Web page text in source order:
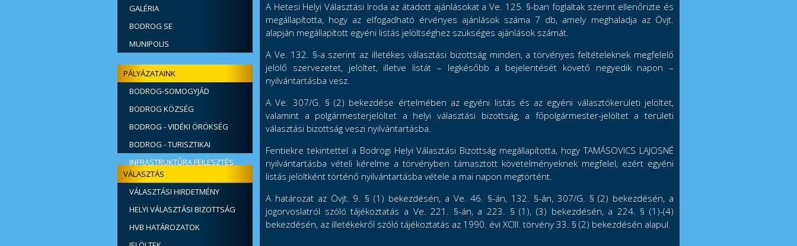
GALÉRIA
BODROG SE
MUNIPOLIS
PÁLYÁZATAINK
BODROG-SOMOGYJÁD
ÖSSZEKÖTŐ ÚT ÉPÍTÉSE
BODROG KÖZSÉG
SZENNYVÍZKEZELÉSI BERUHÁZÁSA
BODROG - VIDÉKI ÖRÖKSÉG
BODROG - TURISZTIKAI
INFRASTRUKTÚRA FEJLESZTÉS
VÁLASZTÁS
VÁLASZTÁSI HIRDETMÉNY
HELYI VÁLASZTÁSI BIZOTTSÁG
HVB HATÁROZATOK
A Hetesi Helyi Választási Iroda az átadott ajánlásokat a Ve. 125. §-ban foglaltak szerint ellenőrizte és
megállapította, hogy az elfogadható érvényes ajánlások száma 7 db, amely meghaladja az Övjt.
alapján megállapított egyéni listás jelöltséghez szükséges ajánlások számát.
A Ve. 132. §-a szerint az illetékes választási bizottság minden, a törvényes feltételeknek megfelelő
jelölő szervezetet, jelöltet, illetve listát – legkésőbb a bejelentését követő negyedik napon –
nyilvántartásba vesz.
A Ve. 307/G. § (2) bekezdése értelmében az egyéni listás és az egyéni választókerületi jelöltet,
valamint a polgármesterjelöltet a helyi választási bizottság, a főpolgármester-jelöltet a területi
választási bizottság veszi nyilvántartásba.
Fentiekre tekintettel a Bodrogi Helyi Választási Bizottság megállapította, hogy TAMÁSOVICS LAJOSNÉ
nyilvántartásba vételi kérelme a törvényben támasztott követelményeknek megfelel, ezért egyéni
listás jelöltként történő nyilvántartásba vétele a mai napon megtörtént.
A határozat az Övjt. 9. § (1) bekezdésén, a Ve. 46. §-án, 132. §-án, 307/G. § (2) bekezdésén, a
jogorvoslatról szóló tájékoztatás a Ve. 221. §-án, a 223. § (1), (3) bekezdésén, a 224. § (1)-(4)
bekezdésén, az illetékekről szóló tájékoztatás az 1990. évi XCIII. törvény 33. § (2) bekezdésén alapul.